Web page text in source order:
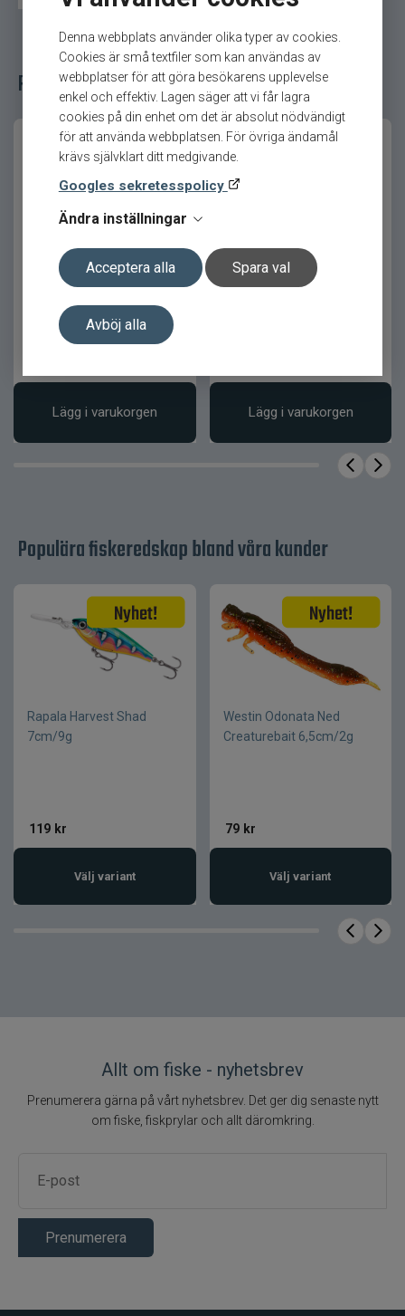
Denna webbplats använder olika typer av cookies.
Cookies är små textfiler som kan användas av
webbplatser för att göra besökarens upplevelse
enkel och effektiv. Lagen säger att vi får lagra
cookies på din enhet om det är absolut nödvändigt
för att använda webbplatsen. För övriga ändamål
krävs självklart ditt medgivande.
Googles sekretesspolicy
Ändra inställningar
Acceptera alla Spara val
Avböj alla
Snabb topp med tydlig beteskontakt
Stabil ryggrad för säkra krokningar
Mångsidig för flera finessmetoder
Balanserad och lättfiskad konstruktion
Utvecklad för tekniskt abborrfiske
Produktfakta
Egenskap Värde
Längd
7'1" / 213 cm
Kastvikt
Spötyp
Spöringar
Seaguide
Handtag
Relaterade fiskeredskap för ditt fiske
Westin W8 Finesse T&C
2nd 7,2´ 7-21gr Haspel
Lägg i varukorgen
Westin W6 Finesse T&C
7,1ML 5-15g Haspel
Lägg i varukorgen
Populära fiskeredskap bland våra kunder
Rapala Harvest Shad
7cm/9g
119 kr
Välj variant
Westin Odonata Ned
Creaturebait 6,5cm/2g
79 kr
Välj variant
Allt om fiske - nyhetsbrev
Prenumerera gärna på vårt nyhetsbrev. Det ger dig senaste nytt
om fiske, fiskprylar och allt däromkring.
Prenumerera